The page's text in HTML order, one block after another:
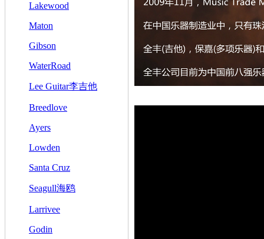
Lakewood
Maton
Gibson
WaterRoad
Lee Guitar李吉他
Breedlove
Ayers
Lowden
Santa Cruz
Seagull海鸥
Larrivee
Godin